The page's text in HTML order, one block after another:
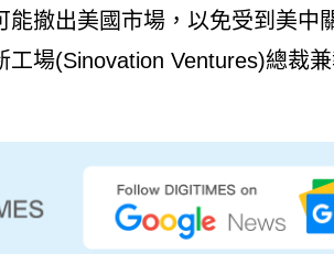
撤出美國市場，以免受到美中
場(Sinovation Ventures)總裁